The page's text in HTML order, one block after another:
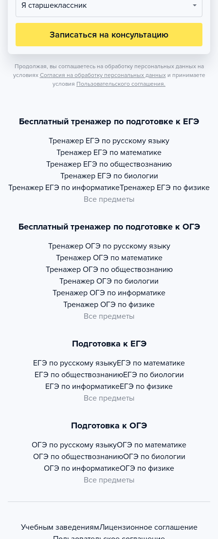
Я старшеклассник
Записаться на консультацию
Продолжая, вы соглашаетесь на обработку персональных данных на
условиях Согласия на обработку персональных данных и принимаете
условия Пользовательского соглашения.
Бесплатный тренажер по подготовке к ЕГЭ
Тренажер ЕГЭ по русскому языку
Тренажер ЕГЭ по математике
Тренажер ЕГЭ по обществознанию
Тренажер ЕГЭ по биологии
Тренажер ЕГЭ по информатикеТренажер ЕГЭ по физике
Все предметы
Бесплатный тренажер по подготовке к ОГЭ
Тренажер ОГЭ по русскому языку
Тренажер ОГЭ по математике
Тренажер ОГЭ по обществознанию
Тренажер ОГЭ по биологии
Тренажер ОГЭ по информатике
Тренажер ОГЭ по физике
Все предметы
Подготовка к ЕГЭ
ЕГЭ по русскому языкуЕГЭ по математике
ЕГЭ по обществознаниюЕГЭ по биологии
ЕГЭ по информатикеЕГЭ по физике
Все предметы
Подготовка к ОГЭ
ОГЭ по русскому языкуОГЭ по математике
ОГЭ по обществознаниюОГЭ по биологии
ОГЭ по информатикеОГЭ по физике
Все предметы
Учебным заведениямЛицензионное соглашение